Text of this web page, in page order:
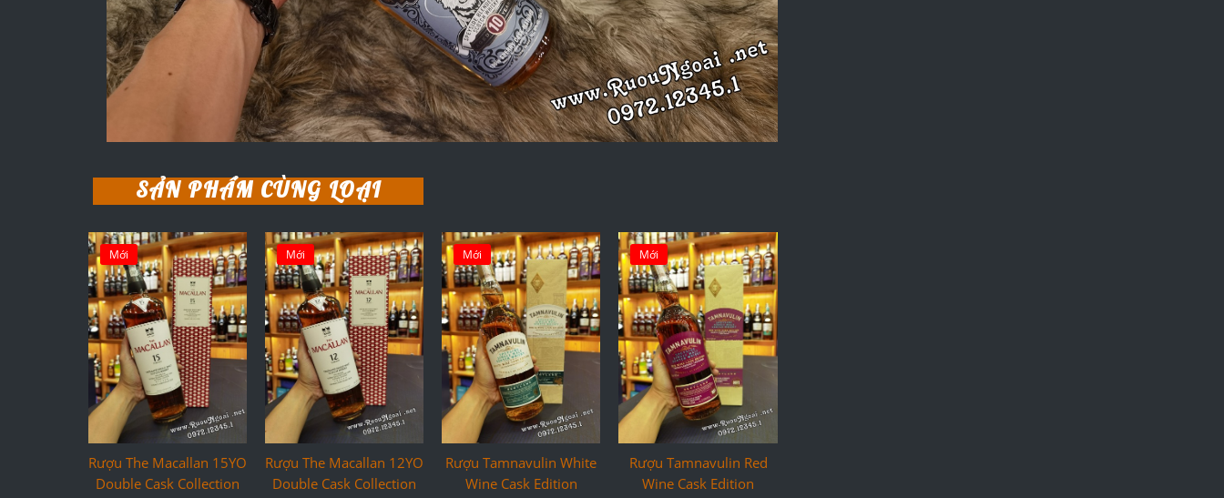
SẢN PHẨM CÙNG LOẠI
Mới
Rượu The Macallan 15YO
Double Cask Collection
Mới
Rượu The Macallan 12YO
Double Cask Collection
Mới
Rượu Tamnavulin White
Wine Cask Edition
Mới
Rượu Tamnavulin Red
Wine Cask Edition